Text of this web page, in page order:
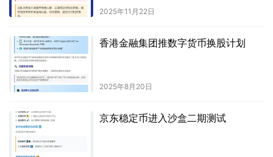
2025年11月22日
香港金融集团推数字货币换股计划
2025年8月20日
京东稳定币进入沙盒二期测试